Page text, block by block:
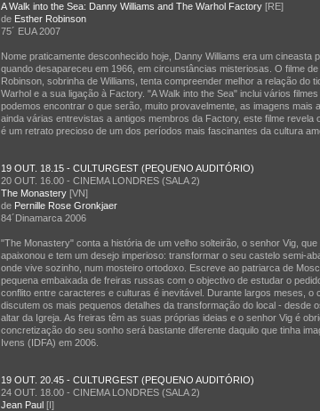
A Walk into the Sea: Danny Williams and The Warhol Factory [RE]
de Esther Robinson
75´ EUA 2007
Nome praticamente desconhecido hoje, Danny Williams era um cineasta
quando desapareceu em 1966, em circunstâncias misteriosas. O filme
Robinson, sobrinha de Williams, tenta compreender melhor a relação do
Warhol e a sua ligação à Factory. "A Walk into the Sea" inclui vários
podemos encontrar o que serão, muito provavelmente, as imagens mais
ainda várias entrevistas a antigos membros da Factory, este filme
é um retrato precioso de um dos períodos mais fascinantes da cultura
19 OUT. 18.15 - CULTURGEST (PEQUENO AUDITÓRIO)
20 OUT. 16.00 - CINEMA LONDRES (SALA 2)
The Monastery [VN]
de Pernille Rose Gronkjaer
84´Dinamarca 2006
"The Monastery" conta a história de um velho solteirão, o senhor Vig,
apaixonou e tem um desejo imperioso: transformar o seu castelo semi-
onde vive sozinho, num mosteiro ortodoxo. Escreve ao patriarca de
pequena embaixada de freiras russas com o objectivo de estudar o
conflito entre caracteres e culturas é inevitável. Durante largos meses, o
discutem os mais pequenos detalhes da transformação do local - desde
altar da Igreja. As freiras têm as suas próprias ideias e o senhor Vig é
concretização do seu sonho será bastante diferente daquilo que tinha
Ivens (IDFA) em 2006.
19 OUT. 20.45 - CULTURGEST (PEQUENO AUDITÓRIO)
24 OUT. 18.00 - CINEMA LONDRES (SALA 2)
Jean Paul [I]